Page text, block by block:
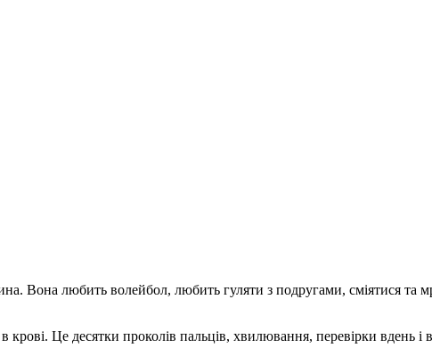
Вона любить волейбол, любить гуляти з подругами, сміятися та
Це десятки проколів пальців, хвилювання, перевірки вдень